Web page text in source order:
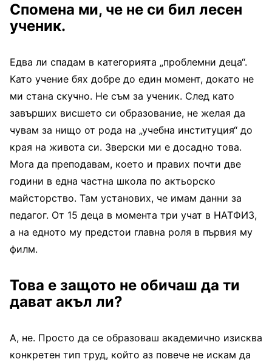
Спомена ми, че не си бил лесен
ученик.
Едва ли спадам в категорията „проблемни деца“.
Като учение бях добре до един момент, докато не
ми стана скучно. Не съм за ученик. След като
завърших висшето си образование, не желая да
чувам за нищо от рода на „учебна институция“ до
края на живота си. Зверски ми е досадно това.
Мога да преподавам, което и правих почти две
години в една частна школа по актьорско
майсторство. Там установих, че имам данни за
педагог. От 15 деца в момента три учат в НАТФИЗ,
а на едното му предстои главна роля в първия му
филм.
Това е защото не обичаш да ти
дават акъл ли?
А, не. Просто да се образоваш академично изисква
конкретен тип труд, който аз повече не искам да